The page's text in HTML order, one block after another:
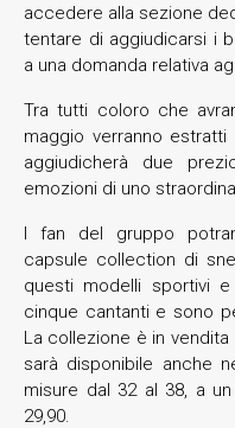
accedere alla sezione
tentare di aggiudicarsi i
a una domanda relativa
Tra tutti coloro che
maggio verranno
aggiudicherà due
emozioni di uno
I fan del gruppo
capsule collection di
questi modelli sportivi
cinque cantanti e sono
La collezione è in
sarà disponibile anche
misure dal 32 al 38, a
29,90.